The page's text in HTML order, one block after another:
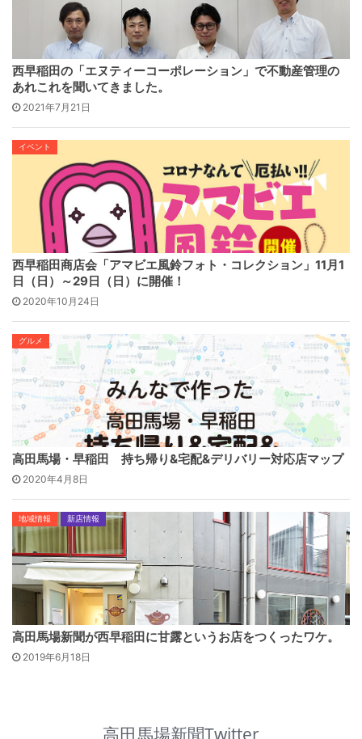
西早稲田の「エヌティーコーポレーション」で不動産管理の
あれこれを聞いてきました。
2021年7月21日
イベント
西早稲田商店会「アマビエ風鈴フォト・コレクション」11月1
日（日）～29日（日）に開催！
2020年10月24日
グルメ
高田馬場・早稲田 持ち帰り&宅配&デリバリー対応店マップ
2020年4月8日
地域情報 新店情報
高田馬場新聞が西早稲田に甘露というお店をつくったワケ。
2019年6月18日
高田馬場新聞Twitter